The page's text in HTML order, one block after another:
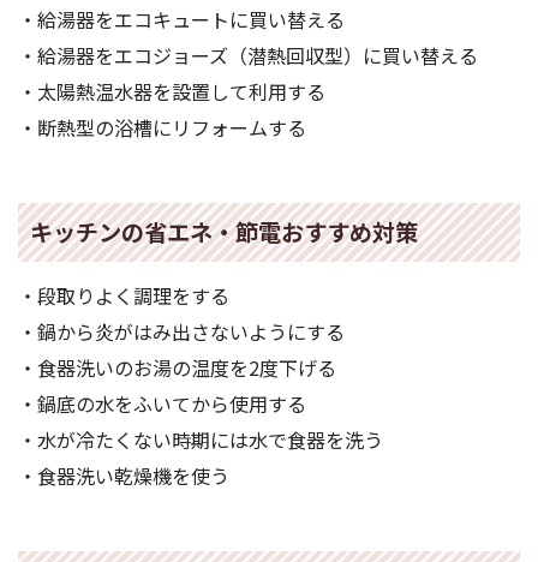
・給湯器をエコキュートに買い替える
・給湯器をエコジョーズ（潜熱回収型）に買い替える
・太陽熱温水器を設置して利用する
・断熱型の浴槽にリフォームする
キッチンの省エネ・節電おすすめ対策
・段取りよく調理をする
・鍋から炎がはみ出さないようにする
・食器洗いのお湯の温度を2度下げる
・鍋底の水をふいてから使用する
・水が冷たくない時期には水で食器を洗う
・食器洗い乾燥機を使う